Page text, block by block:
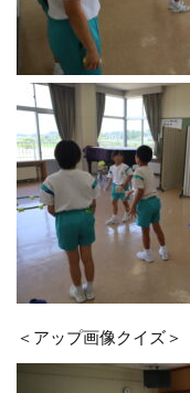
＜アップ画像クイズ＞